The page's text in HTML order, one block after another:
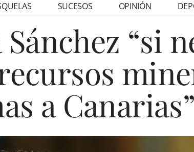
SUCESOS OPINIÓN
“si
a Canarias”